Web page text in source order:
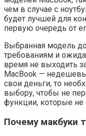
чем в случае с
будет лучшей для
первую очередь от
Выбранная модель
требованиям и
время не выходить
MacBook —
свои деньги, то
выбору, чтобы не
функции, которые не
Почему макбуки